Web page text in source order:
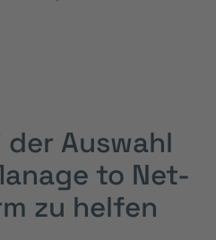
der Auswahl
to Net-
zu helfen